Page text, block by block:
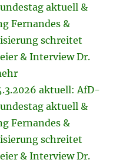
aktuell &
Fernandes &
schreitet
& Interview Dr.
aktuell: AfD-
aktuell &
Fernandes &
schreitet
& Interview Dr.